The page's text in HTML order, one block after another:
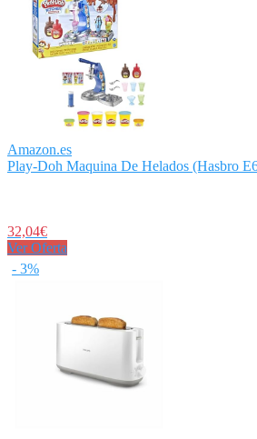
Amazon.es
Play-Doh Maquina De Helados (Hasbro
32,04€
Ver Oferta
- 3%